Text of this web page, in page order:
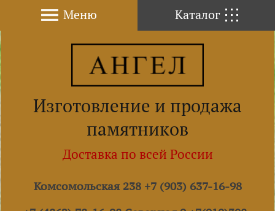
Меню
Изготовление и продажа
памятников
Доставка по всей России
Комсомольская 238 +7 (903) 637-16-98
Каталог